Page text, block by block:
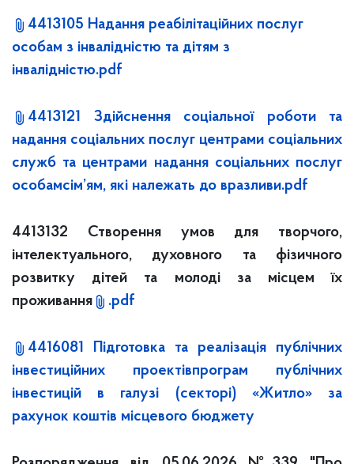
4413105 Надання реабілітаційних послуг
особам з інвалідністю та дітям з
інвалідністю.pdf
4413121 Здійснення соціальної роботи та
надання соціальних послуг центрами соціальних
служб та центрами надання соціальних послуг
особамсім’ям, які належать до вразливи.pdf
4413132 Створення умов для творчого,
інтелектуального, духовного та фізичного
розвитку дітей та молоді за місцем їх
проживання
.pdf
4416081 Підготовка та реалізація публічних
інвестиційних проектівпрограм публічних
інвестицій в галузі (секторі) «Житло» за
рахунок коштів місцевого бюджету